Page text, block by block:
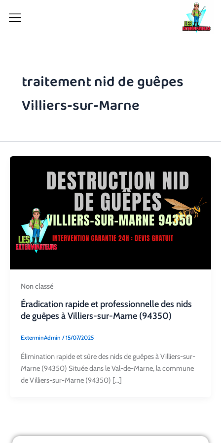
traitement nid de guêpes
Villiers-sur-Marne
Non classé
Éradication rapide et professionnelle des nids
de guêpes à Villiers-sur-Marne (94350)
ExterminAdmin /15/07/2025
Élimination rapide et sûre des nids de guêpes à Villiers-sur-
Marne (94350) Située dans le Val-de-Marne, la commune
de Villiers-sur-Marne (94350) […]